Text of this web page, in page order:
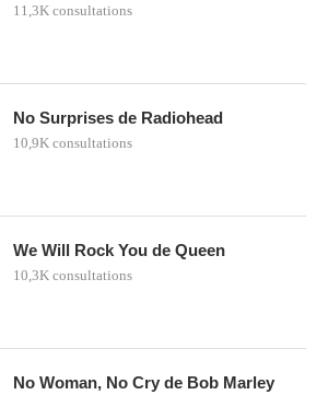
11,3K consultations
No Surprises de Radiohead
10,9K consultations
We Will Rock You de Queen
10,3K consultations
No Woman, No Cry de Bob Marley